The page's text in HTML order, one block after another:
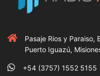
Pasaje Rios y Paraiso,
Puerto Iguazú,
+54 (3757) 1552 5155